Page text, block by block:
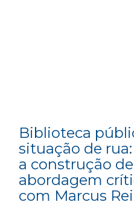
Biblioteca
situação de
a construção
abordagem
com Marcus Rei